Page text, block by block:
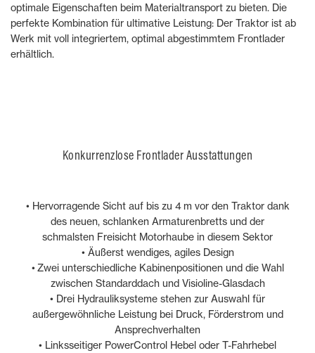
optimale Eigenschaften beim Materialtransport zu bieten. Die
perfekte Kombination für ultimative Leistung: Der Traktor ist ab
Werk mit voll integriertem, optimal abgestimmtem Frontlader
erhältlich.
Konkurrenzlose Frontlader Ausstattungen
• Hervorragende Sicht auf bis zu 4 m vor den Traktor dank
des neuen, schlanken Armaturenbretts und der
schmalsten Freisicht Motorhaube in diesem Sektor
• Äußerst wendiges, agiles Design
• Zwei unterschiedliche Kabinenpositionen und die Wahl
zwischen Standarddach und Visioline-Glasdach
• Drei Hydrauliksysteme stehen zur Auswahl für
außergewöhnliche Leistung bei Druck, Förderstrom und
Ansprechverhalten
• Linksseitiger PowerControl Hebel oder T-Fahrhebel